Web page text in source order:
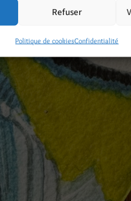
Refuser
Politique de cookiesConfidentialité